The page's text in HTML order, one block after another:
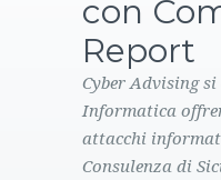
CONTATTI
con
Report
Cyber Advising
Informatica
attacchi
Consulenza di